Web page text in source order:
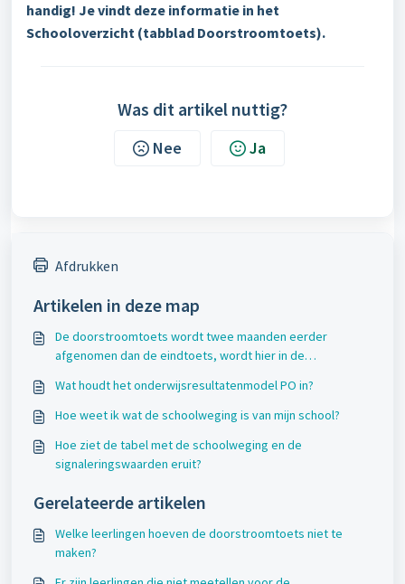
handig! Je vindt deze informatie in het
Schooloverzicht (tabblad Doorstroomtoets).
Was dit artikel nuttig?
Nee Ja
Afdrukken
Artikelen in deze map
De doorstroomtoets wordt twee maanden eerder
afgenomen dan de eindtoets, wordt hier in de
Wat houdt het onderwijsresultatenmodel PO in?
Hoe weet ik wat de schoolweging is van mijn school?
Hoe ziet de tabel met de schoolweging en de
signaleringswaarden eruit?
Gerelateerde artikelen
Welke leerlingen hoeven de doorstroomtoets niet te
maken?